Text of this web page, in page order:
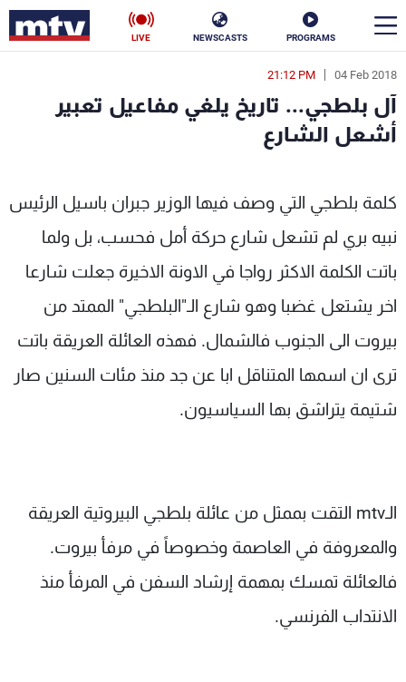
PROGRAMS
NEWSCASTS
LIVE
04 Feb 2018
21:12 PM
آل بلطجي... تاريخ يلغي مفاعيل تعبير
أشعل الشارع
كلمة بلطجي التي وصف فيها الوزير جبران باسيل الرئيس
نبيه بري لم تشعل شارع حركة أمل فحسب، بل ولما
باتت الكلمة الاكثر رواجا في الاونة الاخيرة جعلت شارعا
اخر يشتعل غضبا وهو شارع الـ"البلطجي" الممتد من
بيروت الى الجنوب فالشمال. فهذه العائلة العريقة باتت
ترى ان اسمها المتناقل ابا عن جد منذ مئات السنين صار
شتيمة يتراشق بها السياسيون.
الـmtv التقت بممثل من عائلة بلطجي البيروتية العريقة
والمعروفة في العاصمة وخصوصاً في مرفأ بيروت.
فالعائلة تمسك بمهمة إرشاد السفن في المرفأ منذ
الانتداب الفرنسي.
en
الأخبار
إقتصاد فن
منوعات رياضة
البرامج
جدول البرامج
عن MTV
لاعلاناتكم
وظائف
شروط الإسـتخدام